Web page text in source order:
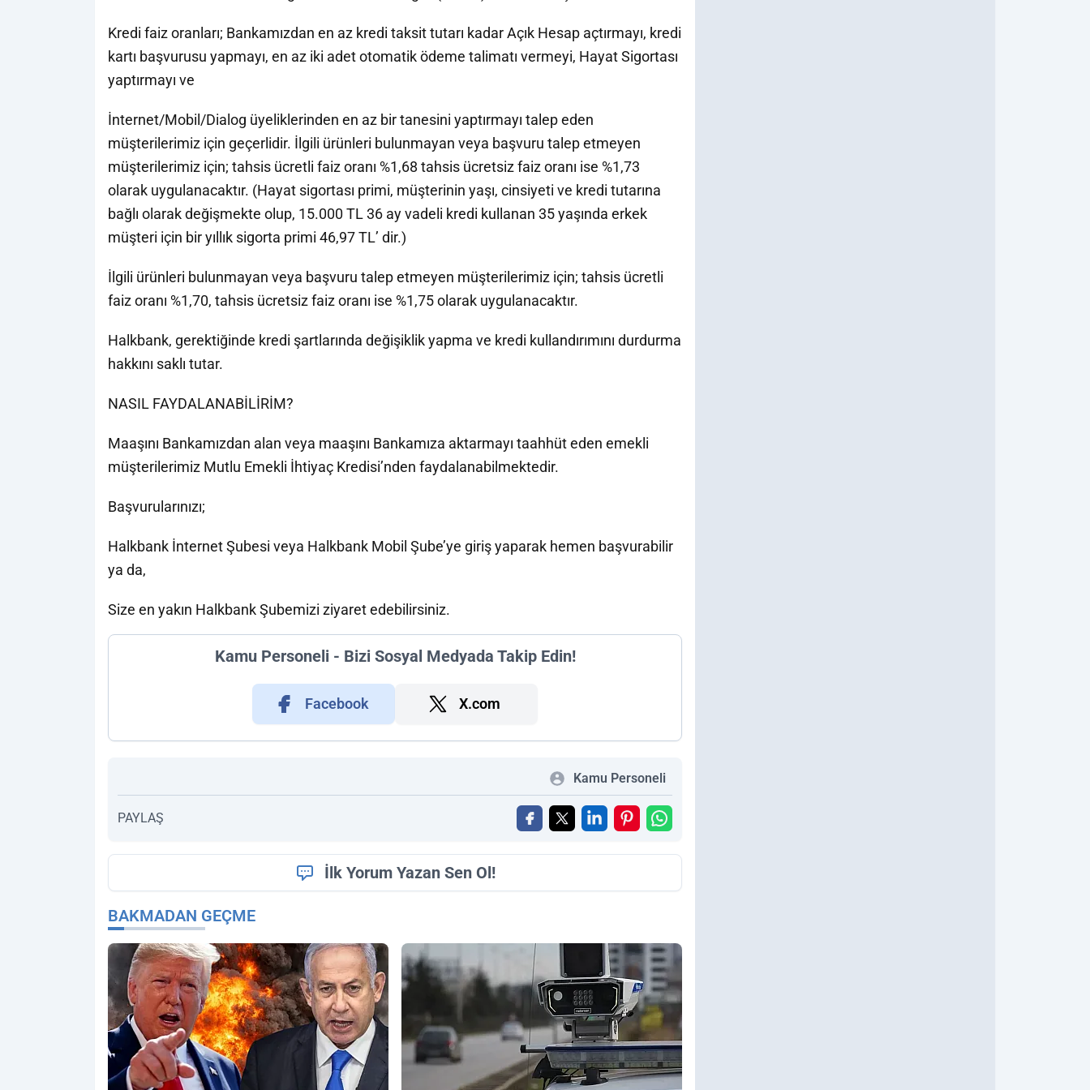
Kredi faiz oranları; Bankamızdan en az kredi taksit tutarı kadar Açık Hesap açtırmayı, kredi
kartı başvurusu yapmayı, en az iki adet otomatik ödeme talimatı vermeyi, Hayat Sigortası
yaptırmayı ve
İnternet/Mobil/Dialog üyeliklerinden en az bir tanesini yaptırmayı talep eden
müşterilerimiz için geçerlidir. İlgili ürünleri bulunmayan veya başvuru talep etmeyen
müşterilerimiz için; tahsis ücretli faiz oranı %1,68 tahsis ücretsiz faiz oranı ise %1,73
olarak uygulanacaktır. (Hayat sigortası primi, müşterinin yaşı, cinsiyeti ve kredi tutarına
bağlı olarak değişmekte olup, 15.000 TL 36 ay vadeli kredi kullanan 35 yaşında erkek
müşteri için bir yıllık sigorta primi 46,97 TL’ dir.)
İlgili ürünleri bulunmayan veya başvuru talep etmeyen müşterilerimiz için; tahsis ücretli
faiz oranı %1,70, tahsis ücretsiz faiz oranı ise %1,75 olarak uygulanacaktır.
Halkbank, gerektiğinde kredi şartlarında değişiklik yapma ve kredi kullandırımını durdurma
hakkını saklı tutar.
NASIL FAYDALANABİLİRİM?
Maaşını Bankamızdan alan veya maaşını Bankamıza aktarmayı taahhüt eden emekli
müşterilerimiz Mutlu Emekli İhtiyaç Kredisi’nden faydalanabilmektedir.
Başvurularınızı;
Halkbank İnternet Şubesi veya Halkbank Mobil Şube’ye giriş yaparak hemen başvurabilir
ya da,
Size en yakın Halkbank Şubemizi ziyaret edebilirsiniz.
Kamu Personeli - Bizi Sosyal Medyada Takip Edin!
Facebook X.com
Kamu Personeli
PAYLAŞ
İlk Yorum Yazan Sen Ol!
BAKMADAN GEÇME